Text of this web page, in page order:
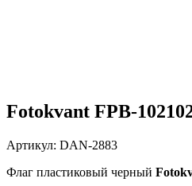
Fotokvant FPB-
Артикул: DAN-2883
Флаг пластиковый черный